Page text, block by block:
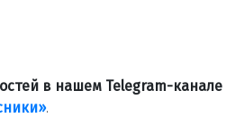
в нашем Telegram-канале
.